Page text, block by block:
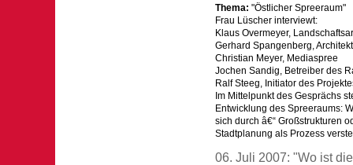
Thema: "Östlicher Spreeraum"
Frau Lüscher interviewt:
Klaus Overmeyer,
Gerhard Spangenberg,
Christian Meyer, Mediaspree
Jochen Sandig, Betreiber des
Ralf Steeg, Initiator des
Im Mittelpunkt des Gesprächs
Entwicklung des Spreeraums:
sich durch â€“ Großstrukturen
Stadtplanung als Prozess
06. Juli 2007: "Wo ist